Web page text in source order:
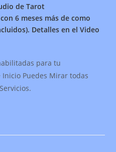
de Tarot
6 meses más de como
Detalles en el Video
para tu
Puedes Mirar todas